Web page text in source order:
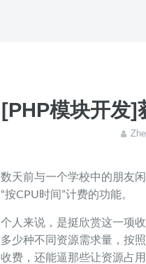
[PHP模块开发]
数天前与一个学校中的朋友
“按CPU时间”计费的功能。
个人来说，是挺欣赏这一项
多少种不同资源需求量，按
收费，还能逼那些让资源占